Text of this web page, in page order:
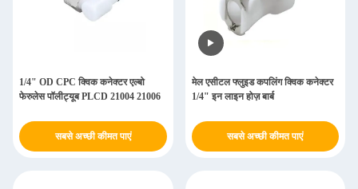
1/4" OD CPC क्विक कनेक्टर एल्बो
फेरुलेस पॉलीट्यूब PLCD 21004 21006
सबसे अच्छी कीमत पाएं
मेल एसीटल फ्लुइड कपलिंग क्विक कनेक्टर
1/4" इन लाइन होज़ बार्ब
सबसे अच्छी कीमत पाएं